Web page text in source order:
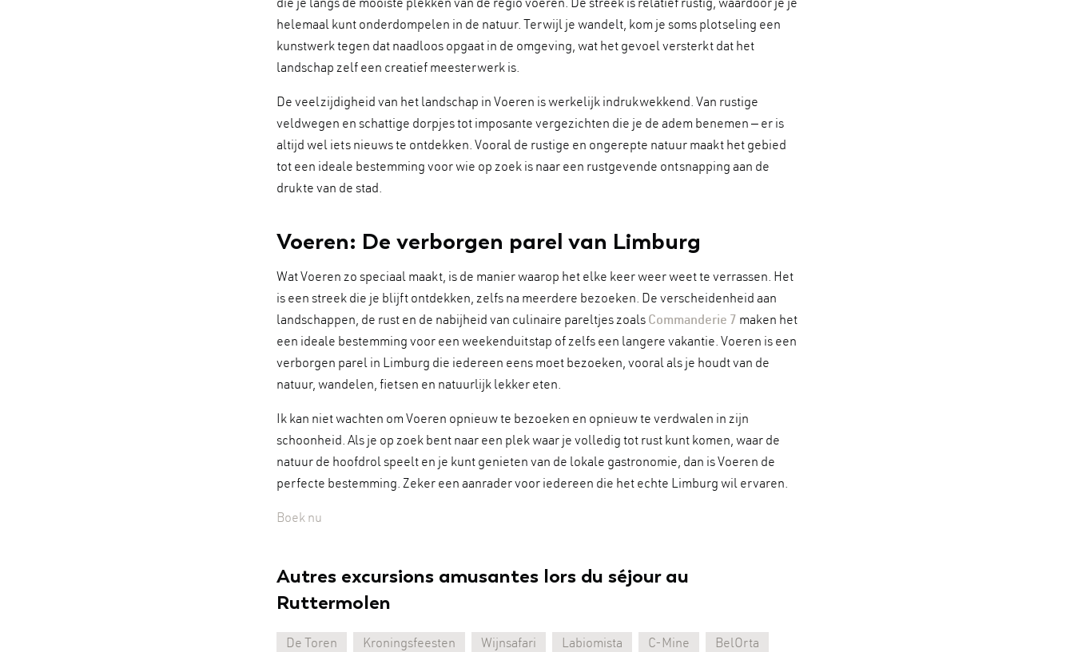
die je langs de mooiste plekken van de regio voeren. De streek is relatief rustig, waardoor je je
helemaal kunt onderdompelen in de natuur. Terwijl je wandelt, kom je soms plotseling een
kunstwerk tegen dat naadloos opgaat in de omgeving, wat het gevoel versterkt dat het
landschap zelf een creatief meesterwerk is.
De veelzijdigheid van het landschap in Voeren is werkelijk indrukwekkend. Van rustige
veldwegen en schattige dorpjes tot imposante vergezichten die je de adem benemen – er is
altijd wel iets nieuws te ontdekken. Vooral de rustige en ongerepte natuur maakt het gebied
tot een ideale bestemming voor wie op zoek is naar een rustgevende ontsnapping aan de
drukte van de stad.
Voeren: De verborgen parel van Limburg
Wat Voeren zo speciaal maakt, is de manier waarop het elke keer weer weet te verrassen. Het
is een streek die je blijft ontdekken, zelfs na meerdere bezoeken. De verscheidenheid aan
landschappen, de rust en de nabijheid van culinaire pareltjes zoals Commanderie 7 maken het
een ideale bestemming voor een weekenduitstap of zelfs een langere vakantie. Voeren is een
verborgen parel in Limburg die iedereen eens moet bezoeken, vooral als je houdt van de
natuur, wandelen, fietsen en natuurlijk lekker eten.
Ik kan niet wachten om Voeren opnieuw te bezoeken en opnieuw te verdwalen in zijn
schoonheid. Als je op zoek bent naar een plek waar je volledig tot rust kunt komen, waar de
natuur de hoofdrol speelt en je kunt genieten van de lokale gastronomie, dan is Voeren de
perfecte bestemming. Zeker een aanrader voor iedereen die het echte Limburg wil ervaren.
Boek nu
Autres excursions amusantes lors du séjour au
Ruttermolen
De Toren Kroningsfeesten Wijnsafari Labiomista C-Mine BelOrta